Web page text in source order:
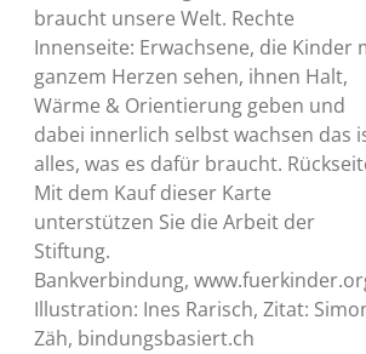
braucht unsere Welt. Rechte
Innenseite: Erwachsene, die Kinder
ganzem Herzen sehen, ihnen Halt,
Wärme & Orientierung geben und
dabei innerlich selbst wachsen das
alles, was es dafür braucht.
Mit dem Kauf dieser Karte
unterstützen Sie die Arbeit der
Stiftung.
Bankverbindung,
Illustration: Ines Rarisch, Zitat:
Zäh, bindungsbasiert.ch